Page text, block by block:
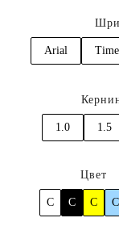
Arial
1.0 1.5
Цвет
C C C C